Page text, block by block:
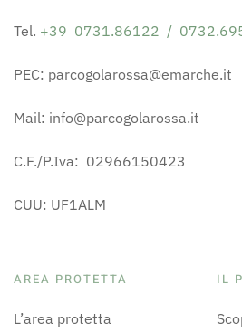
Tel. +39 0731.86122 /
PEC: parcogolarossa@emarche.it
Mail: info@parcogolarossa.it
C.F./P.Iva: 02966150423
CUU: UF1ALM
AREA PROTETTA
L’area protetta
IL